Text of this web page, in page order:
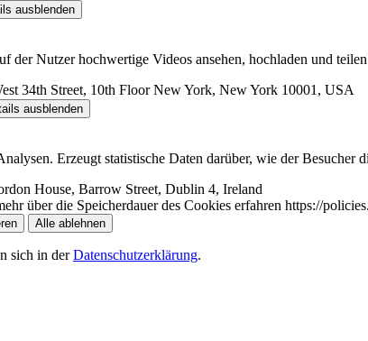
ausblenden
der Nutzer hochwertige Videos ansehen, hochladen und
34th Street, 10th Floor New York, New York 10001, USA
ausblenden
Erzeugt statistische Daten darüber, wie der Besucher
House, Barrow Street, Dublin 4, Ireland
über die Speicherdauer des Cookies erfahren https://
Alle ablehnen
sich in derDatenschutzerklärung.